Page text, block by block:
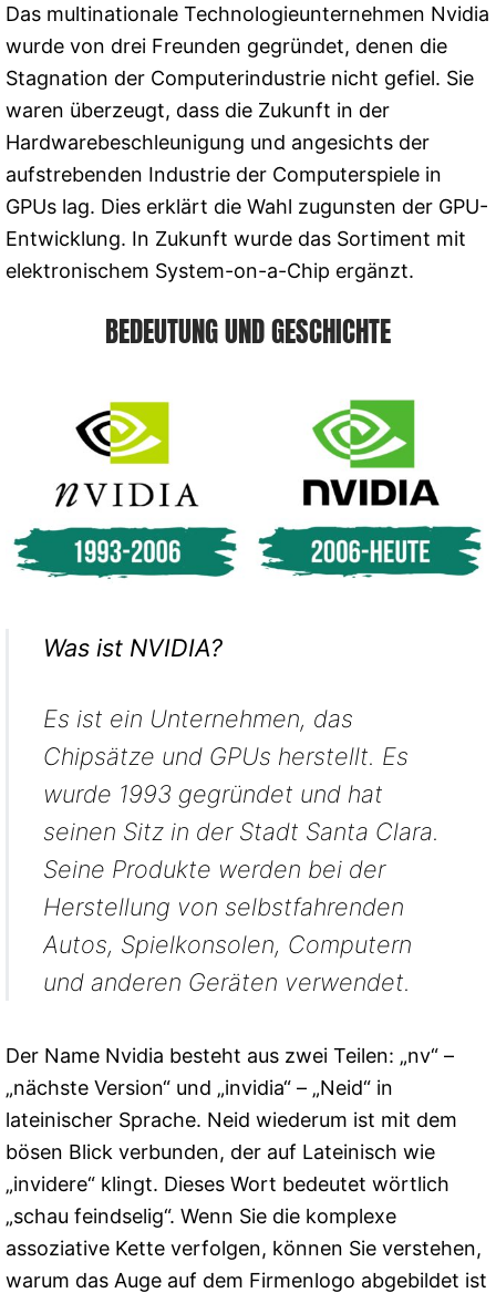
Das multinationale Technologieunternehmen Nvidia
wurde von drei Freunden gegründet, denen die
Stagnation der Computerindustrie nicht gefiel. Sie
waren überzeugt, dass die Zukunft in der
Hardwarebeschleunigung und angesichts der
aufstrebenden Industrie der Computerspiele in
GPUs lag. Dies erklärt die Wahl zugunsten der GPU-
Entwicklung. In Zukunft wurde das Sortiment mit
elektronischem System-on-a-Chip ergänzt.
BEDEUTUNG UND GESCHICHTE
Was ist NVIDIA?
Es ist ein Unternehmen, das
Chipsätze und GPUs herstellt. Es
wurde 1993 gegründet und hat
seinen Sitz in der Stadt Santa Clara.
Seine Produkte werden bei der
Herstellung von selbstfahrenden
Autos, Spielkonsolen, Computern
und anderen Geräten verwendet.
Der Name Nvidia besteht aus zwei Teilen: „nv“ –
„nächste Version“ und „invidia“ – „Neid“ in
lateinischer Sprache. Neid wiederum ist mit dem
bösen Blick verbunden, der auf Lateinisch wie
„invidere“ klingt. Dieses Wort bedeutet wörtlich
„schau feindselig“. Wenn Sie die komplexe
assoziative Kette verfolgen, können Sie verstehen,
warum das Auge auf dem Firmenlogo abgebildet ist